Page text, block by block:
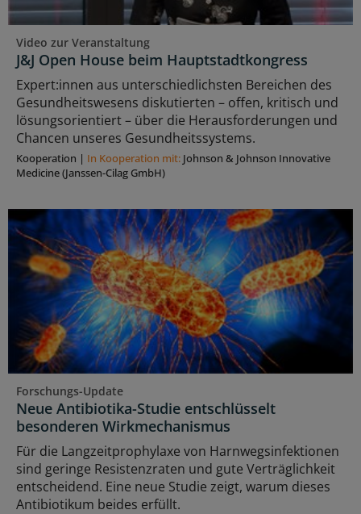
Video zur Veranstaltung
J&J Open House beim Hauptstadtkongress
Expert:innen aus unterschiedlichsten Bereichen des
Gesundheitswesens diskutierten – offen, kritisch und
lösungsorientiert – über die Herausforderungen und
Chancen unseres Gesundheitssystems.
Kooperation | In Kooperation mit: Johnson & Johnson Innovative
Medicine (Janssen-Cilag GmbH)
Forschungs-Update
Neue Antibiotika-Studie entschlüsselt
besonderen Wirkmechanismus
Für die Langzeitprophylaxe von Harnwegsinfektionen
sind geringe Resistenzraten und gute Verträglichkeit
entscheidend. Eine neue Studie zeigt, warum dieses
Antibiotikum beides erfüllt.